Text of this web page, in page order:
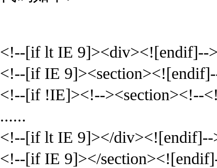
<!--[if lt IE 9]><div><![endif]--
<!--[if IE
<!--[if !IE]><!--><section><!--
......
<!--[if lt IE 9]></div><![endif]--
<!--[if IE 9]></